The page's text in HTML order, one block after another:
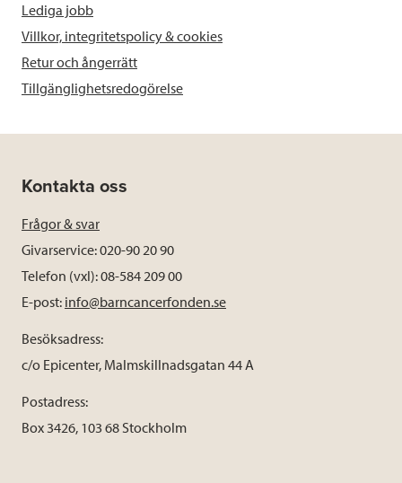
Lediga jobb
Villkor, integritetspolicy & cookies
Retur och ångerrätt
Tillgänglighetsredogörelse
Kontakta oss
Frågor & svar
Givarservice: 020-90 20 90
Telefon (vxl): 08-584 209 00
E-post: info@barncancerfonden.se
Besöksadress:
c/o Epicenter, Malmskillnadsgatan 44 A
Postadress:
Box 3426, 103 68 Stockholm